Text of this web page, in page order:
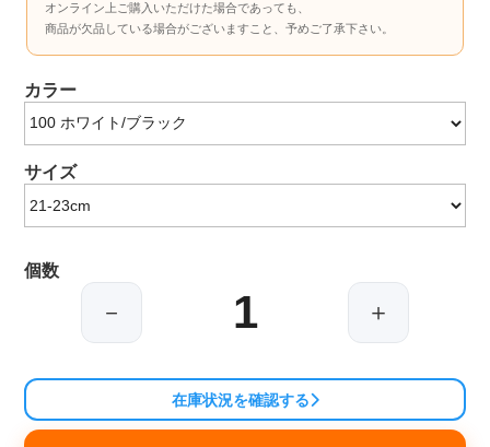
オンライン上ご購入いただけた場合であっても、
商品が欠品している場合がございますこと、予めご了承下さい。
カラー
サイズ
個数
－ ＋
在庫状況を確認する